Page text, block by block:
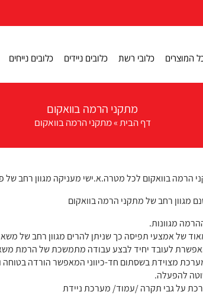
המוצרים כלובי רשת כלובים ניידים כלובים נייחים
מתקני הרמה בוואקום
דף הבית»מתקני הרמה בוואקום
הרמה בוואקום לכל מטרה.א.ישי מעניקה מגוון רחב של
מגוון רחב של מתקני הרמה בוואקום
מגוונות.
של אמצעי תפיסה כך שניתן להרים מגוון רחב של
לעובד יחיד לבצע עבודה מתמשכת של הרמת
מצוידת בשסתום חד-כיווני המאפשר הורדה
להפעלה.
על גבי תקרה /עמוד/ מערכת ניידת